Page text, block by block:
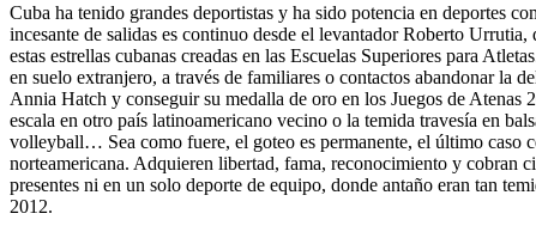
Cuba ha tenido grandes deportistas y ha sido potencia en deportes
incesante de salidas es continuo desde el levantador Roberto
estas estrellas cubanas creadas en las Escuelas Superiores para
en suelo extranjero, a través de familiares o contactos abandonar la
Annia Hatch y conseguir su medalla de oro en los Juegos de Atenas
escala en otro país latinoamericano vecino o la temida travesía en
volleyball… Sea como fuere, el goteo es permanente, el último caso
norteamericana. Adquieren libertad, fama, reconocimiento y cobran
presentes ni en un solo deporte de equipo, donde antaño eran tan
2012.